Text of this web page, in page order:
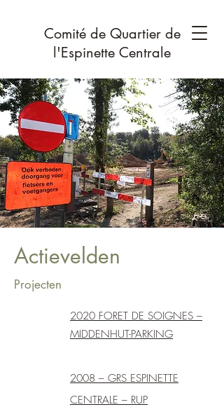
Comité de Quartier de
l'Espinette Centrale
Actievelden
Projecten
2020 FORET DE SOIGNES –
MIDDENHUT-PARKING
2008 – GRS ESPINETTE
CENTRALE – RUP